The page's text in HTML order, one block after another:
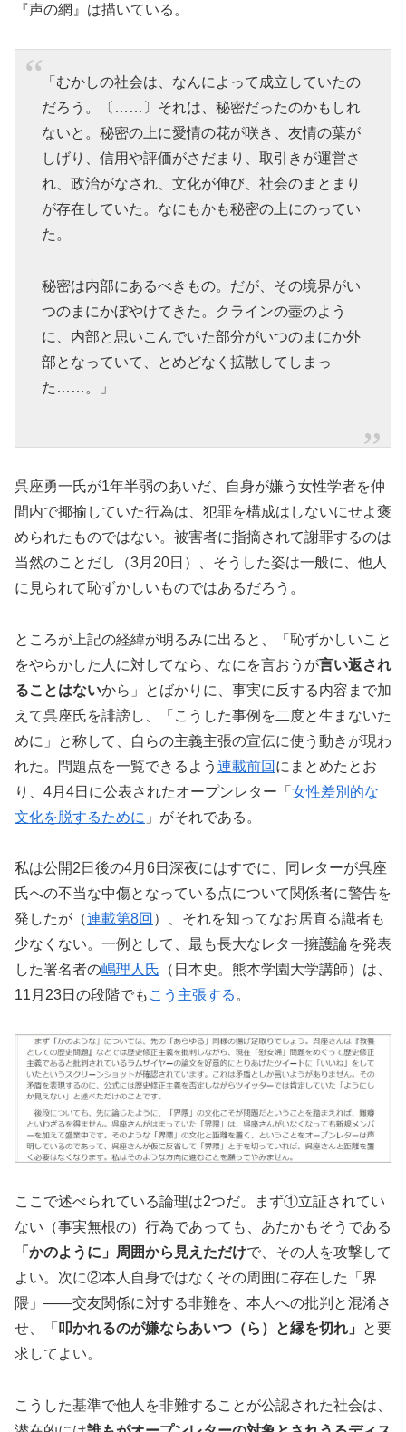
『声の網』は描いている。
「むかしの社会は、なんによって成立していたの
だろう。〔……〕それは、秘密だったのかもしれ
ないと。秘密の上に愛情の花が咲き、友情の葉が
しげり、信用や評価がさだまり、取引きが運営さ
れ、政治がなされ、文化が伸び、社会のまとまり
が存在していた。なにもかも秘密の上にのってい
た。
秘密は内部にあるべきもの。だが、その境界がい
つのまにかぼやけてきた。クラインの壺のよう
に、内部と思いこんでいた部分がいつのまにか外
部となっていて、とめどなく拡散してしまっ
た……。」
呉座勇一氏が1年半弱のあいだ、自身が嫌う女性学者を仲
間内で揶揄していた行為は、犯罪を構成はしないにせよ褒
められたものではない。被害者に指摘されて謝罪するのは
当然のことだし（3月20日）、そうした姿は一般に、他人
に見られて恥ずかしいものではあるだろう。
ところが上記の経緯が明るみに出ると、「恥ずかしいこと
をやらかした人に対してなら、なにを言おうが言い返され
ることはないから」とばかりに、事実に反する内容まで加
えて呉座氏を誹謗し、「こうした事例を二度と生まないた
めに」と称して、自らの主義主張の宣伝に使う動きが現わ
れた。問題点を一覧できるよう 連載前回 にまとめたとお
り、4月4日に公表されたオープンレター「 女性差別的な
文化を脱するために 」がそれである。
私は公開2日後の4月6日深夜にはすでに、同レターが呉座
氏への不当な中傷となっている点について関係者に警告を
発したが（連載第8回 ）、それを知ってなお居直る識者も
少なくない。一例として、最も長大なレター擁護論を発表
した署名者の嶋理人氏 （日本史。熊本学園大学講師）は、
11月23日の段階でも こう主張する 。
ここで述べられている論理は2つだ。まず①立証されてい
ない（事実無根の）行為であっても、あたかもそうである
「かのように」周囲から見えただけで、その人を攻撃して
よい。次に②本人自身ではなくその周囲に存在した「界
隈」――交友関係に対する非難を、本人への批判と混淆さ
せ、
「叩かれるのが嫌ならあいつ（ら）と縁を切れ」
と要
求してよい。
こうした基準で他人を非難することが公認された社会は、